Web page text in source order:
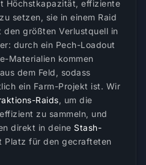
Höchstkapazität, effiziente
setzen, sie in einem Raid
den größten Verlustquell in
durch ein Pech-Loadout
Materialien kommen
dem Feld, sodass
ein Farm-Projekt ist. Wir
Raids, um die
zu sammeln, und
direkt in deine Stash-
Platz für den gecrafteten